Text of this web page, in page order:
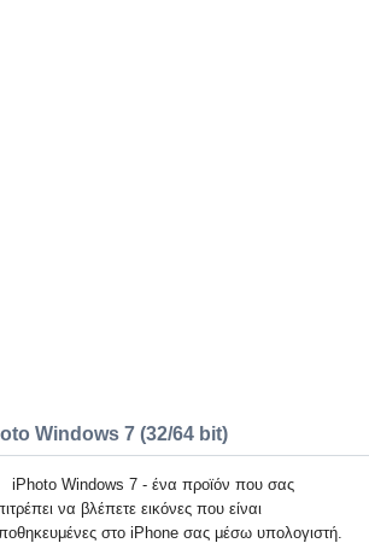
Windows 7 (32/64 bit)
iPhoto Windows 7 - ένα προϊόν που σας
να βλέπετε εικόνες που είναι
στο iPhone σας μέσω υπολογιστή.